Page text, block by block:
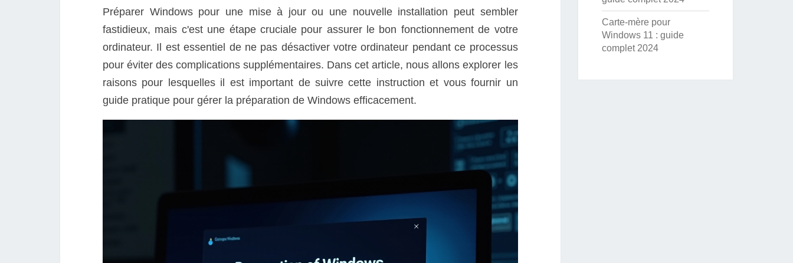
Préparer Windows pour une mise à jour ou une nouvelle installation peut sembler
fastidieux, mais c'est une étape cruciale pour assurer le bon fonctionnement de votre
ordinateur. Il est essentiel de ne pas désactiver votre ordinateur pendant ce processus
pour éviter des complications supplémentaires. Dans cet article, nous allons explorer les
raisons pour lesquelles il est important de suivre cette instruction et vous fournir un
guide pratique pour gérer la préparation de Windows efficacement.
Carte-mère pour
Windows 11 : guide
complet 2024